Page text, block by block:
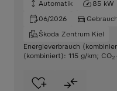
Automatik 85 kW
06/2026
Škoda Zentrum Kiel
Energieverbrauch
(kombiniert): 115 g/km; CO2